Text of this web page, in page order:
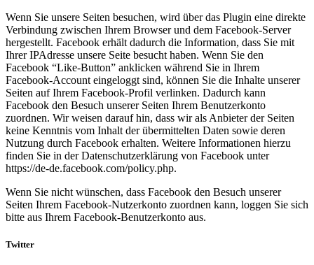
Wenn Sie unsere Seiten besuchen, wird über das Plugin eine direkte
Verbindung zwischen Ihrem Browser und dem Facebook-Server
hergestellt. Facebook erhält dadurch die Information, dass Sie mit
Ihrer IPAdresse unsere Seite besucht haben. Wenn Sie den
Facebook “Like-Button” anklicken während Sie in Ihrem
Facebook-Account eingeloggt sind, können Sie die Inhalte unserer
Seiten auf Ihrem Facebook-Profil verlinken. Dadurch kann
Facebook den Besuch unserer Seiten Ihrem Benutzerkonto
zuordnen. Wir weisen darauf hin, dass wir als Anbieter der Seiten
keine Kenntnis vom Inhalt der übermittelten Daten sowie deren
Nutzung durch Facebook erhalten. Weitere Informationen hierzu
finden Sie in der Datenschutzerklärung von Facebook unter
https://de-de.facebook.com/policy.php.
Wenn Sie nicht wünschen, dass Facebook den Besuch unserer
Seiten Ihrem Facebook-Nutzerkonto zuordnen kann, loggen Sie sich
bitte aus Ihrem Facebook-Benutzerkonto aus.
Twitter